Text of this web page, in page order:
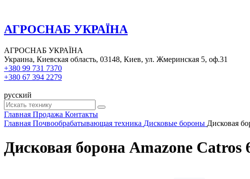
АГРОСНАБ УКРАЇНА
АГРОСНАБ УКРАЇНА
Украина, Киевская область, 03148, Киев, ул. Жмеринская 5, оф.31
+380 99 731 7370
+380 67 394 2279
русский
Главная Продажа Контакты
Главная Почвообрабатывающая техника Дисковые бороны Дисковая
Дисковая борона Amazone Catros